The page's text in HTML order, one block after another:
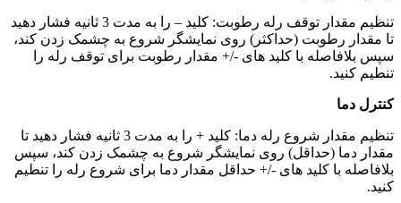
تنظیم مقدار توقف رله رطوبت: کلید – را به مدت 3 ثانیه فشار دهید
تا مقدار رطوبت (حداکثر) روی نمایشگر شروع به چشمک زدن کند،
سپس بلافاصله با کلید های -/+ مقدار رطوبت برای توقف رله را
تنطیم کنید.
کنترل دما
تنظیم مقدار شروع رله دما: کلید + را به مدت 3 ثانیه فشار دهید تا
مقدار دما (حداقل) روی نمایشگر شروع به چشمک زدن کند، سپس
بلافاصله با کلید های -/+ حداقل مقدار دما برای شروع رله را تنطیم
کنید.